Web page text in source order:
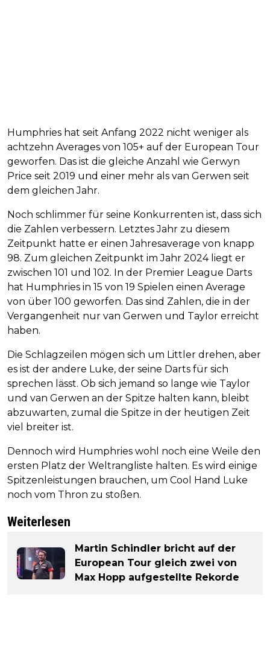
Humphries hat seit Anfang 2022 nicht weniger als
achtzehn Averages von 105+ auf der European Tour
geworfen. Das ist die gleiche Anzahl wie Gerwyn
Price seit 2019 und einer mehr als van Gerwen seit
dem gleichen Jahr.
Noch schlimmer für seine Konkurrenten ist, dass sich
die Zahlen verbessern. Letztes Jahr zu diesem
Zeitpunkt hatte er einen Jahresaverage von knapp
98. Zum gleichen Zeitpunkt im Jahr 2024 liegt er
zwischen 101 und 102. In der Premier League Darts
hat Humphries in 15 von 19 Spielen einen Average
von über 100 geworfen. Das sind Zahlen, die in der
Vergangenheit nur van Gerwen und Taylor erreicht
haben.
Die Schlagzeilen mögen sich um Littler drehen, aber
es ist der andere Luke, der seine Darts für sich
sprechen lässt. Ob sich jemand so lange wie Taylor
und van Gerwen an der Spitze halten kann, bleibt
abzuwarten, zumal die Spitze in der heutigen Zeit
viel breiter ist.
Dennoch wird Humphries wohl noch eine Weile den
ersten Platz der Weltrangliste halten. Es wird einige
Spitzenleistungen brauchen, um Cool Hand Luke
noch vom Thron zu stoßen.
Weiterlesen
Martin Schindler bricht auf der
European Tour gleich zwei von
Max Hopp aufgestellte Rekorde